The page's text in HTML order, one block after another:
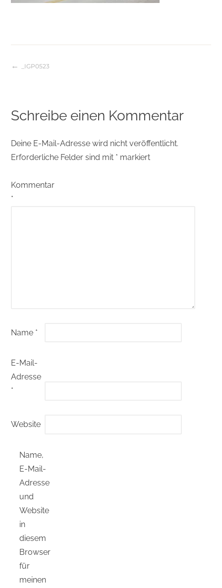
Beitragsnavigation
_IGP0523
Schreibe einen Kommentar
Deine E-Mail-Adresse wird nicht veröffentlicht.
Erforderliche Felder sind mit * markiert
Kommentar
*
Name *
E-Mail-
Adresse
*
Website
Name,
E-Mail-
Adresse
und
Website
in
diesem
Browser
für
meinen